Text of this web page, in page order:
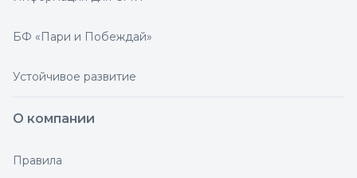
БФ «Пари и Побеждай»
Устойчивое развитие
О компании
Правила